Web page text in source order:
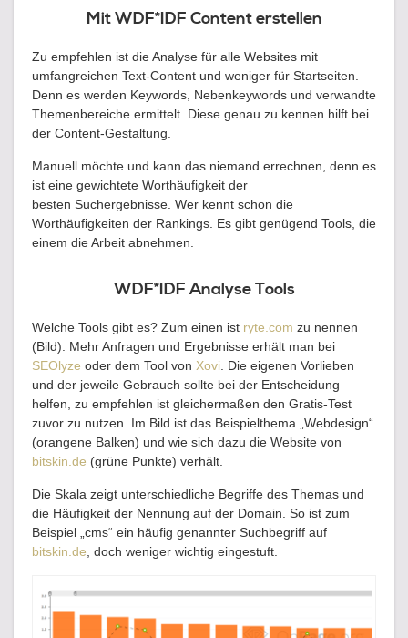
Mit WDF*IDF Content erstellen
Zu empfehlen ist die Analyse für alle Websites mit
umfangreichen Text-Content und weniger für Startseiten.
Denn es werden Keywords, Nebenkeywords und verwandte
Themenbereiche ermittelt. Diese genau zu kennen hilft bei
der Content-Gestaltung.
Manuell möchte und kann das niemand errechnen, denn es
ist eine gewichtete Worthäufigkeit der
besten Suchergebnisse. Wer kennt schon die
Worthäufigkeiten der Rankings. Es gibt genügend Tools, die
einem die Arbeit abnehmen.
WDF*IDF Analyse Tools
Welche Tools gibt es? Zum einen ist ryte.com zu nennen
(Bild). Mehr Anfragen und Ergebnisse erhält man bei
SEOlyze oder dem Tool von Xovi . Die eigenen Vorlieben
und der jeweile Gebrauch sollte bei der Entscheidung
helfen, zu empfehlen ist gleichermaßen den Gratis-Test
zuvor zu nutzen. Im Bild ist das Beispielthema „Webdesign“
(orangene Balken) und wie sich dazu die Website von
bitskin.de (grüne Punkte) verhält.
Die Skala zeigt unterschiedliche Begriffe des Themas und
die Häufigkeit der Nennung auf der Domain. So ist zum
Beispiel „cms“ ein häufig genannter Suchbegriff auf
bitskin.de , doch weniger wichtig eingestuft.